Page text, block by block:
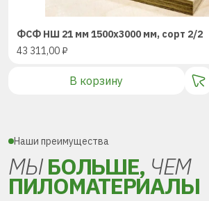
ФСФ НШ 21 мм 1500х3000 мм, сорт 2/2
43 311,00₽
В корзину
Наши преимущества
МЫБОЛЬШЕ, ЧЕМ
ПИЛОМАТЕРИАЛЫ